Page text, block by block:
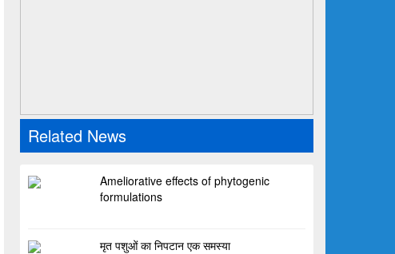
Related News
Ameliorative effects of phytogenic
formulations
मृत पशुओं का निपटान एक समस्या